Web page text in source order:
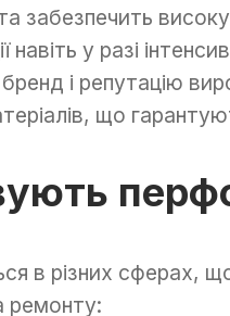
забезпечить
навіть у разі
і репутацію
що
в різних сферах,
ремонту: